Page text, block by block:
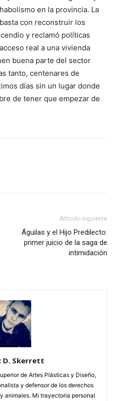
en la provincia. La
con reconstruir los
y reclamó políticas
real a una vivienda
buena parte del sector
tanto, centenares de
días sin un lugar donde
de tener que empezar de
Artículo siguiente
Águilas y el Hijo Predilecto:
primer juicio de la saga de
intimidación
D. Skerrett
de Artes Plásticas y Diseño,
y defensor de los derechos
animales. Mi trayectoria personal